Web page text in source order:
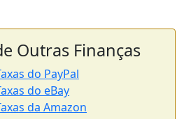
Outras Finanças
do PayPal
do eBay
da Amazon